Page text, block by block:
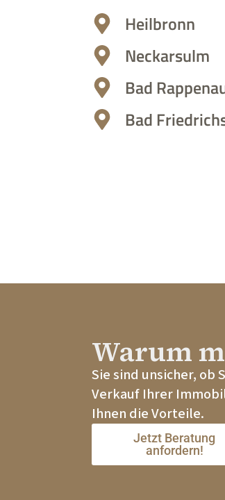
Heilbronn
Neckarsulm
Bad
Bad
Warum
Sie sind unsicher,
Verkauf Ihrer
Ihnen die Vorteile.
Jetzt Beratung
anfordern!